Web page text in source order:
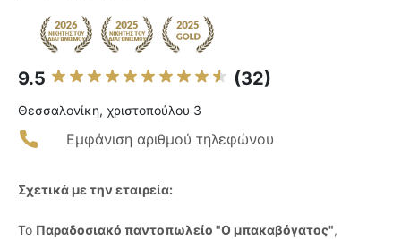
9.5 (32)
Θεσσαλονίκη, χριστοπούλου 3
Εμφάνιση αριθμού τηλεφώνου
Σχετικά με την εταιρεία:
Το Παραδοσιακό παντοπωλείο "Ο μπακαβόγατος",